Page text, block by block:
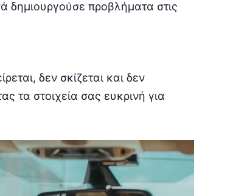
δημιουργούσε προβλήματα στις
δεν σκίζεται και δεν
τα στοιχεία σας ευκρινή για